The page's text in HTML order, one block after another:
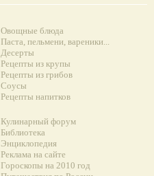
Овощные блюда
Паста, пельмени, вареники...
Десерты
Рецепты из крупы
Рецепты из грибов
Соусы
Рецепты напитков
Кулинарный форум
Библиотека
Энциклопедия
Реклама на сайте
Гороскопы на 2010 год